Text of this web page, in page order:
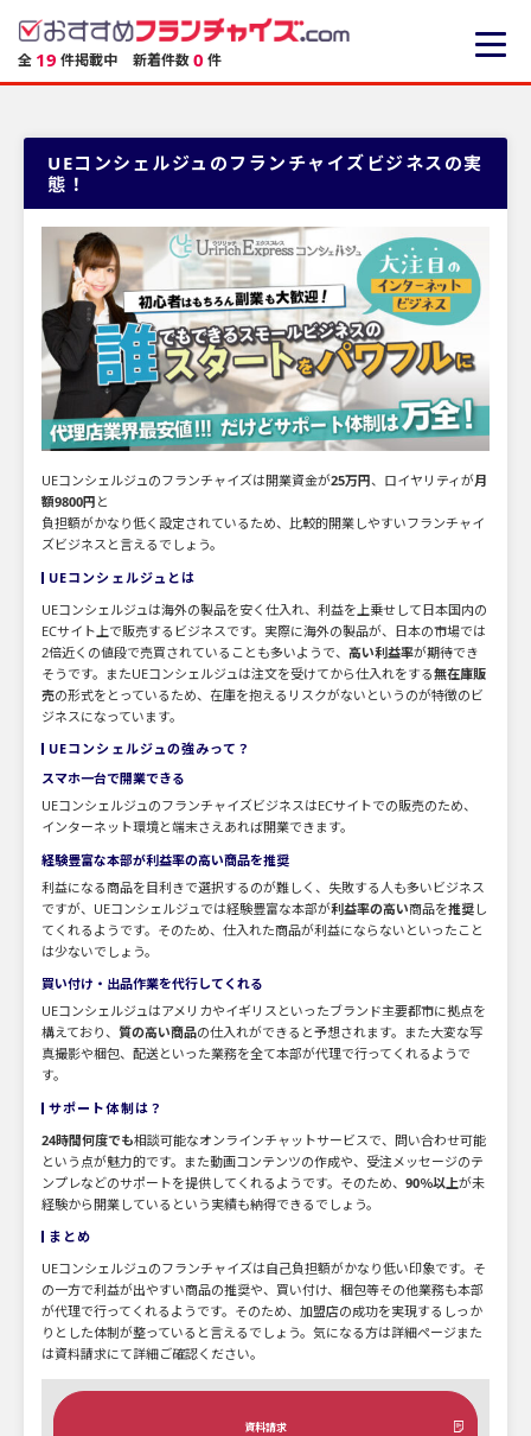
全 19 件掲載中 新着件数0 件
UEコンシェルジュのフランチャイズビジネスの実
態！
UEコンシェルジュのフランチャイズは開業資金が25万円、ロイヤリティが月
額9800円 と
負担額がかなり低く設定されているため、比較的開業しやすいフランチャイ
ズビジネスと言えるでしょう。
UEコンシェルジュとは
UEコンシェルジュは海外の製品を安く仕入れ、利益を上乗せして日本国内の
ECサイト上で販売するビジネスです。実際に海外の製品が、日本の市場では
2倍近くの値段で売買されていることも多いようで、 高い利益率が期待でき
そうです。またUEコンシェルジュは注文を受けてから仕入れをする無在庫販
売の形式をとっているため、在庫を抱えるリスクがないというのが特徴のビ
ジネスになっています。
UEコンシェルジュの強みって？
スマホ一台で開業できる
UEコンシェルジュのフランチャイズビジネスはECサイトでの販売のため、
インターネット環境と端末さえあれば開業できます。
経験豊富な本部が利益率の高い商品を推奨
利益になる商品を目利きで選択するのが難しく、失敗する人も多いビジネス
ですが、UEコンシェルジュでは経験豊富な本部が利益率の高い商品を推奨 し
てくれるようです。そのため、仕入れた商品が利益にならないといったこと
は少ないでしょう。
買い付け・出品作業を代行してくれる
UEコンシェルジュはアメリカやイギリスといったブランド主要都市に拠点を
構えており、 質の高い商品の仕入れができると予想されます。また大変な写
真撮影や梱包、配送といった業務を全て本部が代理で行ってくれるようで
す。
サポート体制は？
24時間何度でも相談可能なオンラインチャットサービスで、問い合わせ可能
という点が魅力的です。また動画コンテンツの作成や、受注メッセージのテ
ンプレなどのサポートを提供してくれるようです。そのため、 90％以上が未
経験から開業しているという実績も納得できるでしょう。
まとめ
UEコンシェルジュのフランチャイズは自己負担額がかなり低い印象です。そ
の一方で利益が出やすい商品の推奨や、買い付け、梱包等その他業務も本部
が代理で行ってくれるようです。そのため、加盟店の成功を実現するしっか
りとした体制が整っていると言えるでしょう。気になる方は詳細ページまた
は資料請求にて詳細ご確認ください。
資料請求